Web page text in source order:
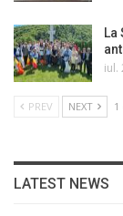
La
iul.
PREV NEXT 1
LATEST NEWS